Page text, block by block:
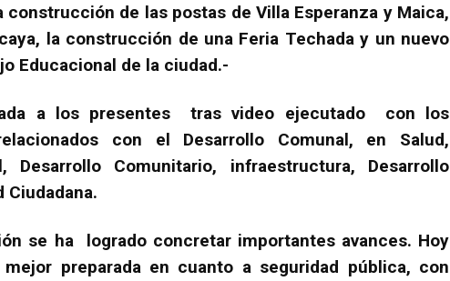
de las postas de Villa Esperanza y Maica,
la construcción de una Feria Techada y un nuevo
Educacional de la ciudad.-
a los presentes tras video ejecutado con los
con el Desarrollo Comunal, en Salud,
Desarrollo Comunitario, infraestructura, Desarrollo
Ciudadana.
se ha logrado concretar importantes avances. Hoy
preparada en cuanto a seguridad pública, con